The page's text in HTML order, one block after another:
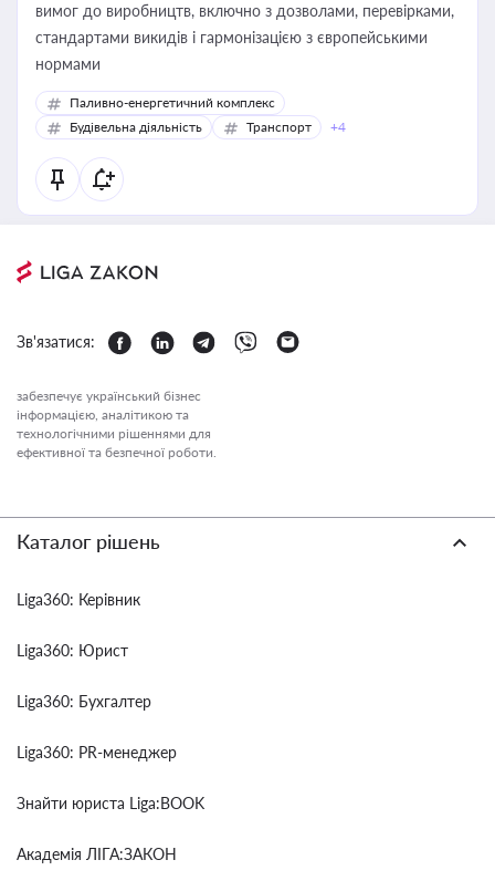
вимог до виробництв, включно з дозволами, перевірками,
стандартами викидів і гармонізацією з європейськими
нормами
Паливно-енергетичний комплекс
Будівельна діяльність
Транспорт +4
Зв'язатися:
забезпечує український бізнес
інформацією, аналітикою та
технологічними рішеннями для
ефективної та безпечної роботи.
Каталог рішень
Liga360: Керівник
Liga360: Юрист
Liga360: Бухгалтер
Liga360: PR-менеджер
Знайти юриста Liga:BOOK
Академія ЛІГА:ЗАКОН